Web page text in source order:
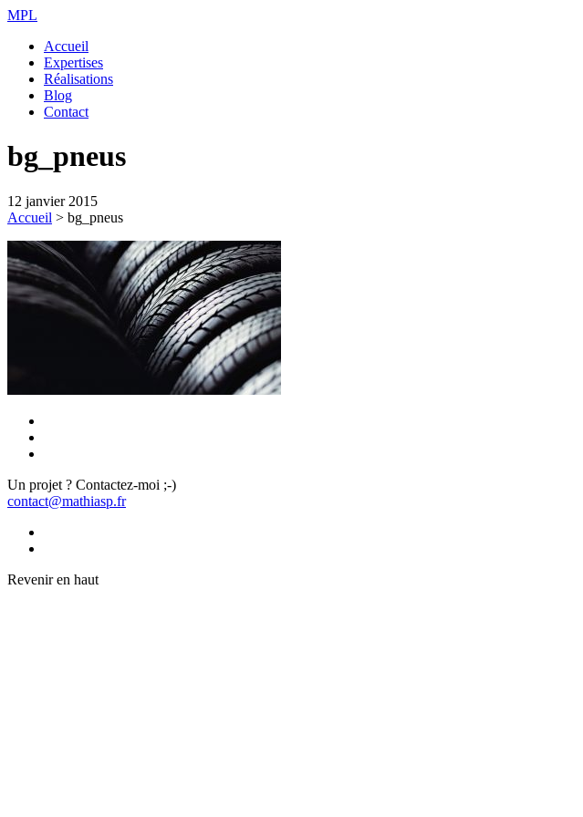
MPL
Accueil
Expertises
Réalisations
Blog
Contact
bg_pneus
12 janvier 2015
Accueil > bg_pneus
Un projet ? Contactez-moi ;-)
contact@mathiasp.fr
Revenir en haut